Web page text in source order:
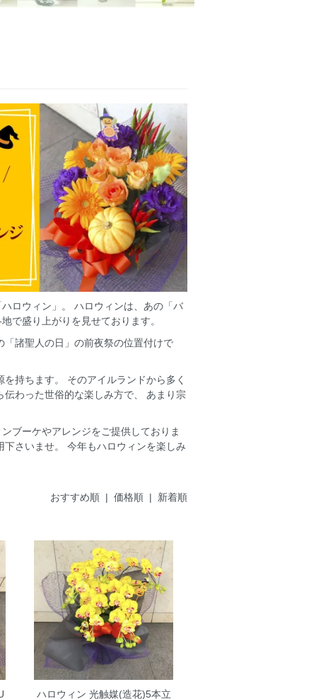
ロウィン」。 ハロウィンは、あの「バ
で盛り上がりを見せております。
諸聖人の日」の前夜祭の位置付けで
持ちます。 そのアイルランドから多く
わった世俗的な楽しみ方で、 あまり宗
ブーケやアレンジをご提供しておりま
さいませ。 今年もハロウィンを楽しみ
おすすめ順 | 価格順 | 新着順
ハロウィン 光触媒(造花)5本立